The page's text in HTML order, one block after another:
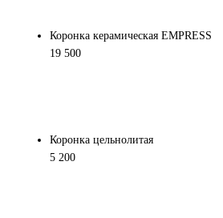
Коронка керамическая EMPRESS
19 500
Коронка цельнолитая
5 200